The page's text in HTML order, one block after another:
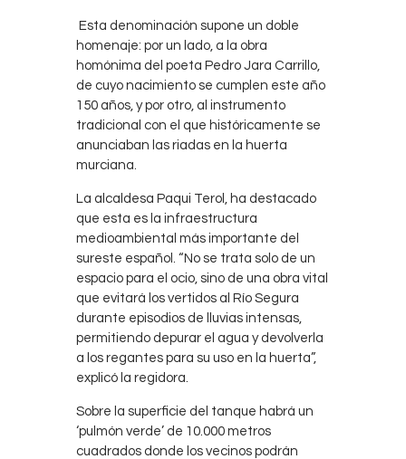
Esta denominación supone un doble
homenaje: por un lado, a la obra
homónima del poeta Pedro Jara Carrillo,
de cuyo nacimiento se cumplen este año
150 años, y por otro, al instrumento
tradicional con el que históricamente se
anunciaban las riadas en la huerta
murciana.
La alcaldesa Paqui Terol, ha destacado
que esta es la infraestructura
medioambiental más importante del
sureste español. “No se trata solo de un
espacio para el ocio, sino de una obra vital
que evitará los vertidos al Río Segura
durante episodios de lluvias intensas,
permitiendo depurar el agua y devolverla
a los regantes para su uso en la huerta”,
explicó la regidora.
Sobre la superficie del tanque habrá un
‘pulmón verde’ de 10.000 metros
cuadrados donde los vecinos podrán